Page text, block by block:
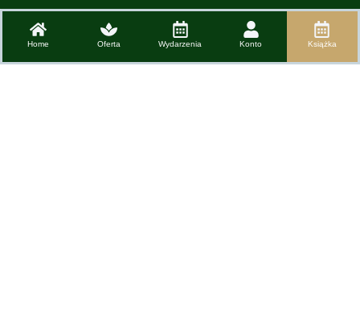
Home Oferta Wydarzenia Konto Książka